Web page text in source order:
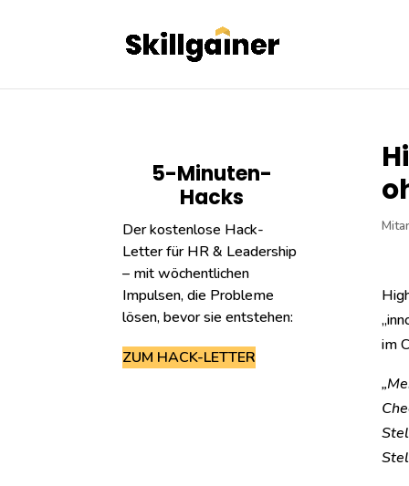
im
5-Minuten-
Hacks
Der kostenlose Hack-
Letter für HR & Leadership
– mit wöchentlichen
Impulsen, die Probleme
lösen, bevor sie entstehen:
ZUM HACK-LETTER